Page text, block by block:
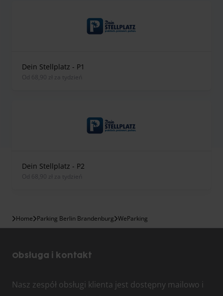
Dein Stellplatz - P1
od 68,90 zł za tydzień
Dein Stellplatz - P2
od 68,90 zł za tydzień
Home Parking Berlin Brandenburg WeParking
Obsługa i kontakt
Nasz zespół obsługi klienta jest dostępny mailowo i